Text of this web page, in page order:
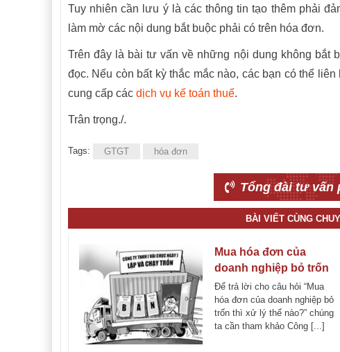
Tuy nhiên cần lưu ý là các thông tin tạo thêm phải
làm mờ các nội dung bắt buộc phải có trên hóa đơn.
Trên đây là bài tư vấn về những nội dung không bắt
đọc. Nếu còn bất kỳ thắc mắc nào, các bạn có thể
cung cấp các dịch vụ kế toán thuế.
Trân trọng./.
Tags: GTGT hóa đơn
Tổng đài tư vấn
BÀI VIẾT CÙNG
Mua hóa đơn của
doanh nghiệp bỏ trốn
thì xử lý thế nào?
Để trả lời cho câu hỏi “Mua
hóa đơn của doanh nghiệp bỏ
trốn thì xử lý thế nào?” chúng
ta cần tham khảo Công [...]